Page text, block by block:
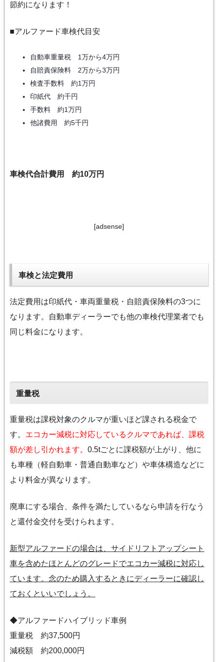
節約になります！
■アルファード車検代目安
自動車重量税 1万から4万円
自賠責保険料 2万から3万円
検査手数料 約1万円
印紙代 約千円
手数料 約1万円
他諸費用 約5千円
車検代合計費用 約10万円
[adsense]
車検と法定費用
法定費用は印紙代・車両重量税・自賠責保険料の3つに
なります。自動車ディーラーでも他の車検代理業者でも
同じ料金になります。
重量税
重量税は課税対象のクルマが重いほど課される税金で
す。 エコカー減税に対応しているクルマであれば、課税
額が差し引かれます。 0.5tごとに課税額が上がり、他に
も車種（軽自動車・普通自動車など）や車体構造などに
より料金が異なります。
廃車にする場合、条件を満たしているなら申請を行なう
と還付金交付を受けられます。
新型アルファードの場合は、サイドリフトアップシート
車を含めたほとんどのグレードでエコカー減税に対応し
ています。念のため購入するときにディーラーに確認し
ておくといいでしょう。
◆アルファードハイブリッド車例
重量税 約37,500円
減税額 約200,000円